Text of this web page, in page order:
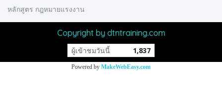
หลักสูตร กฎหมายแรงงาน
Copyright by dtntraining.com
ผู้เข้าชมวันนี้ 1,837
Powered by MakeWebEasy.com